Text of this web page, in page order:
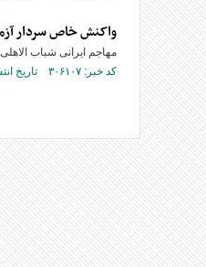
واکنش خاص سردار
مهاجم ایرانی شباب
کد خبر: ۳۰۶۱۰۷ تاریخ انتشار : ۱۴۰۵/۰۱/۳۱